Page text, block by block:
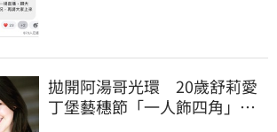
拋開阿湯哥光環 20歲舒莉愛
丁堡藝穗節「一人飾四角」驚